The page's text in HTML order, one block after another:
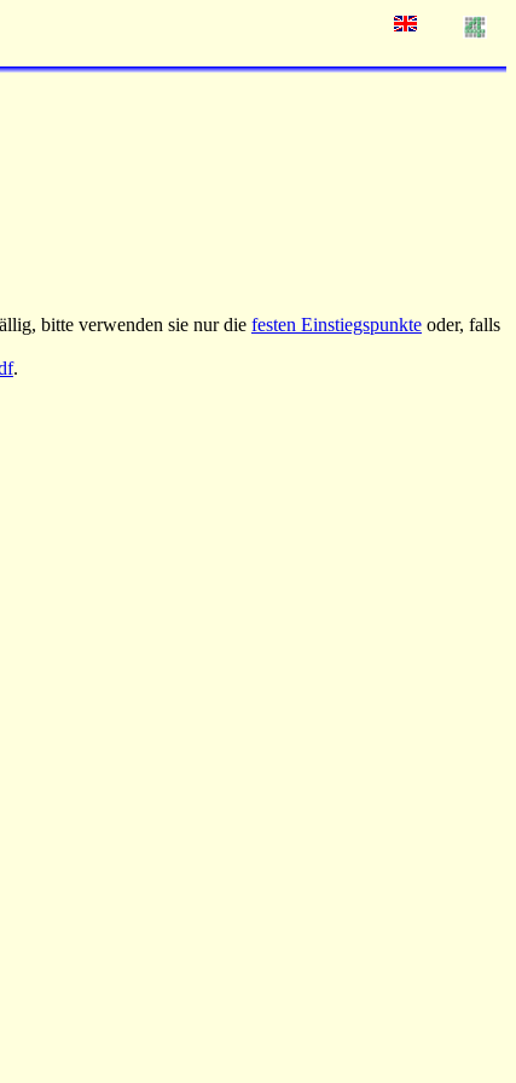
bitte verwenden sie nur die festen Einstiegspunkte oder, falls
.